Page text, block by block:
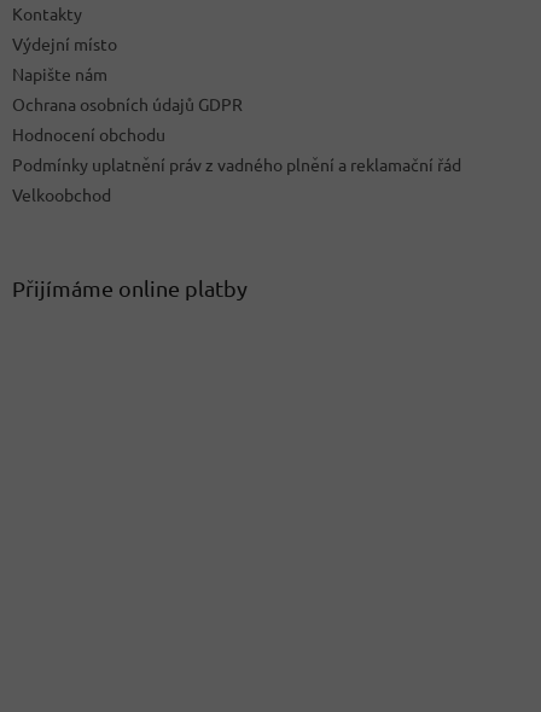
Kontakty
Výdejní místo
Napište nám
Ochrana osobních údajů GDPR
Hodnocení obchodu
Podmínky uplatnění práv z vadného plnění a reklamační řád
Velkoobchod
Přijímáme online platby